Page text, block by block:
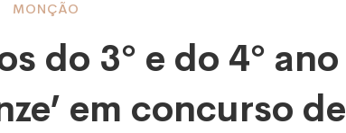
MONÇÃO
do 3º e do 4º ano
em concurso de